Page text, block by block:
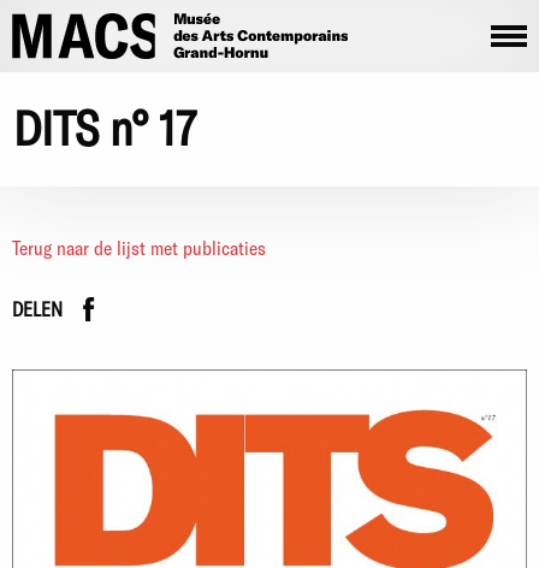
Overslaan en naar de inhoud gaan
DITS n° 17
Terug naar de lijst met publicaties
DELEN